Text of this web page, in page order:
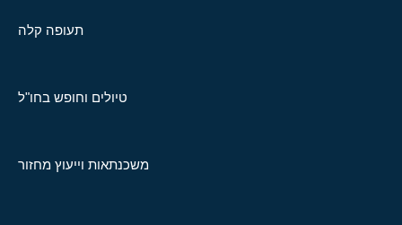
תעופה קלה
טיולים וחופש בחו"ל
משכנתאות וייעוץ מחזור